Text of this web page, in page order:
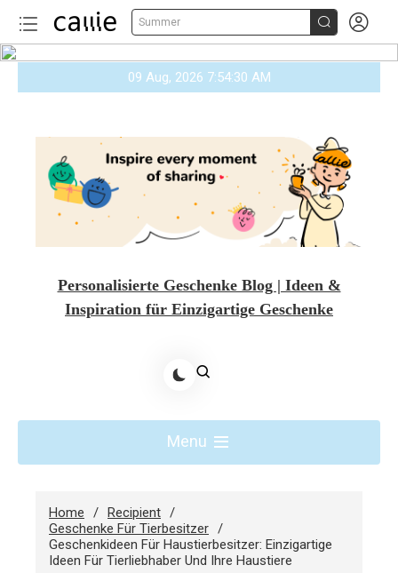
Summer  
09 Aug, 2026 7:54:31 AM
Personalisierte Geschenke Blog | Ideen &
Inspiration für Einzigartige Geschenke
Menu
Home
Recipient
Geschenke Für Tierbesitzer
Geschenkideen Für Haustierbesitzer: Einzigartige
Ideen Für Tierliebhaber Und Ihre Haustiere